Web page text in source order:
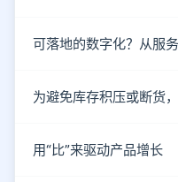
可落地的数字化？从服务
为避免库存积压或断货
用“比”来驱动产品增长